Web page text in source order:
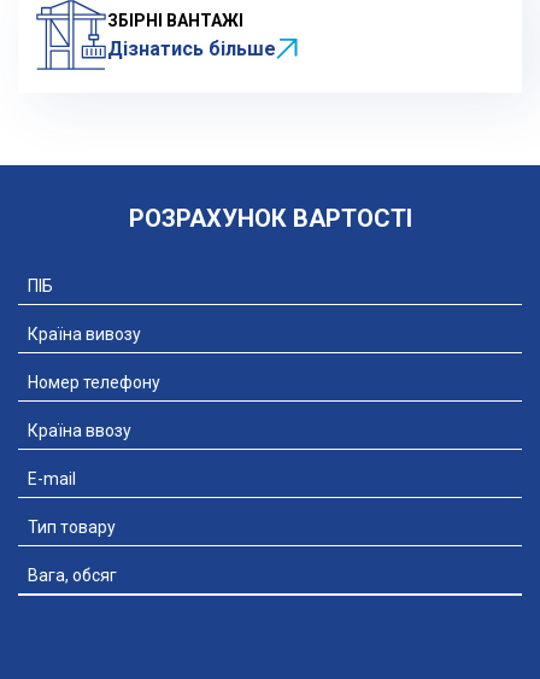
ЗБІРНІ ВАНТАЖІ
Дізнатись більше
РОЗРАХУНОК ВАРТОСТІ
Додати файл